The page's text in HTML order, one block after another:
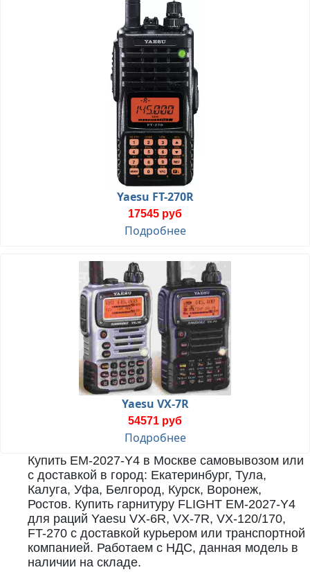
Yaesu FT-270R
17545 руб
Подробнее
Yaesu VX-7R
54571 руб
Подробнее
Купить EM-2027-Y4 в Москве самовывозом или
с доставкой в город: Екатеринбург, Тула,
Калуга, Уфа, Белгород, Курск, Воронеж,
Ростов. Купить гарнитуру FLIGHT EM-2027-Y4
для раций Yaesu VX-6R, VX-7R, VX-120/170,
FT-270 с доставкой курьером или транспортной
компанией. Работаем с НДС, данная модель в
наличии на складе.